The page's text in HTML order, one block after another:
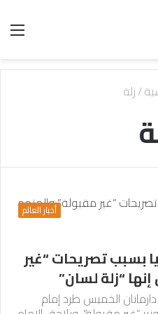
/زلة
أخبار العالم
بسبب تصريحات “غير
“زلة لسان”
دارمانان الخميس طرد إمام